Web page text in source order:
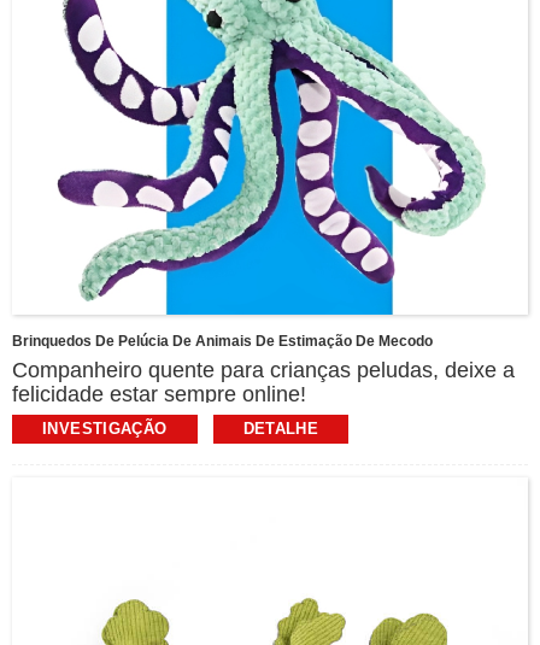
Brinquedos De Pelúcia De Animais De Estimação De Mecodo
Companheiro quente para crianças peludas, deixe a
felicidade estar sempre online!
Por que o TA precisa de brinquedos exclusivos?
Libere a natureza: satisfaça o instinto de animais de
tornando o jogo mais seguro e a companhia por mais
INVESTIGAÇÃO DETALHE